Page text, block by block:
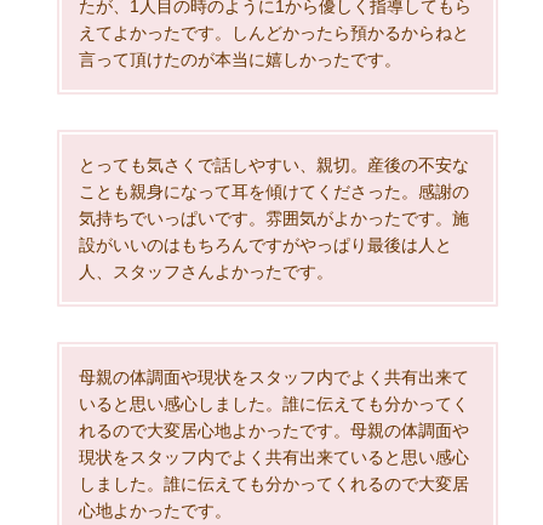
たが、1人目の時のように1から優しく指導してもら
えてよかったです。しんどかったら預かるからねと
言って頂けたのが本当に嬉しかったです。
とっても気さくで話しやすい、親切。産後の不安な
ことも親身になって耳を傾けてくださった。感謝の
気持ちでいっぱいです。雰囲気がよかったです。施
設がいいのはもちろんですがやっぱり最後は人と
人、スタッフさんよかったです。
母親の体調面や現状をスタッフ内でよく共有出来て
いると思い感心しました。誰に伝えても分かってく
れるので大変居心地よかったです。母親の体調面や
現状をスタッフ内でよく共有出来ていると思い感心
しました。誰に伝えても分かってくれるので大変居
心地よかったです。